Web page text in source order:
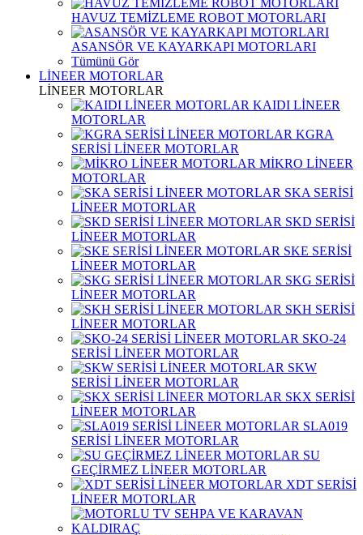
HAVUZ TEMİZLEME ROBOT MOTORLARI
ASANSÖR VE KAYARKAPI MOTORLARI
Tümünü Gör
LİNEER MOTORLAR
LİNEER MOTORLAR
KAIDI LİNEER
MOTORLAR
KGRA
SERİSİ LİNEER MOTORLAR
MİKRO LİNEER
MOTORLAR
SKA SERİSİ
LİNEER MOTORLAR
SKD SERİSİ
LİNEER MOTORLAR
SKE SERİSİ
LİNEER MOTORLAR
SKG SERİSİ
LİNEER MOTORLAR
SKH SERİSİ
LİNEER MOTORLAR
SKO-24
SERİSİ LİNEER MOTORLAR
SKW
SERİSİ LİNEER MOTORLAR
SKX SERİSİ
LİNEER MOTORLAR
SLA019
SERİSİ LİNEER MOTORLAR
SU
GEÇİRMEZ LİNEER MOTORLAR
XDT SERİSİ
LİNEER MOTORLAR